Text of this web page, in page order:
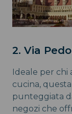
2. Via
Ideale per chi
cucina,
punteggiata
negozi che